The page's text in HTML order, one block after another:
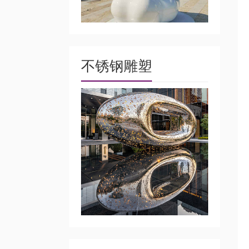
不锈钢雕塑